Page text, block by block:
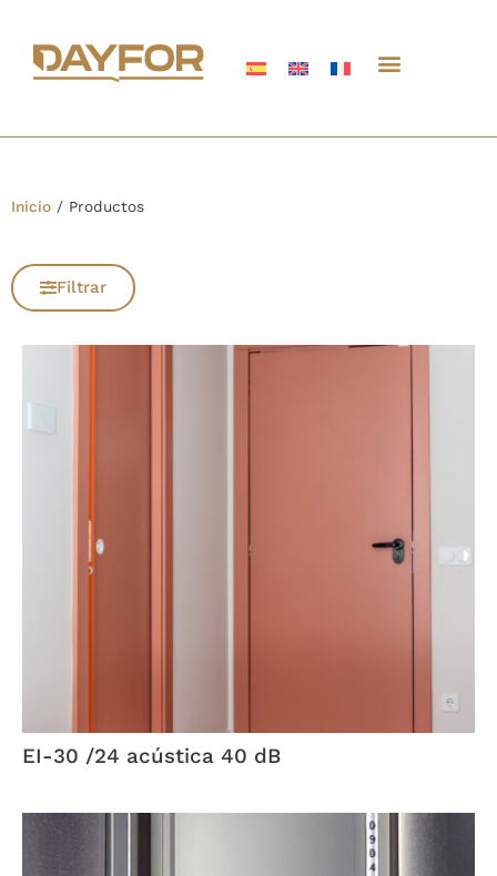
Inicio / Productos
Filtrar
EI-30 /24 acústica 40 dB